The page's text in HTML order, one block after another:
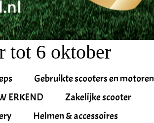
tot 6 oktober
Gebruikte scooters en motoren
ERKEND
Zakelijke scooter
Helmen & accessoires